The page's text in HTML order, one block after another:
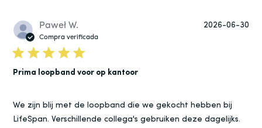
Paweł W.
Compra verificada
Prima loopband voor op kantoor
We zijn blij met de loopband die we gekocht hebben bij
LifeSpan. Verschillende collega's gebruiken deze dagelijks.
2026-06-30